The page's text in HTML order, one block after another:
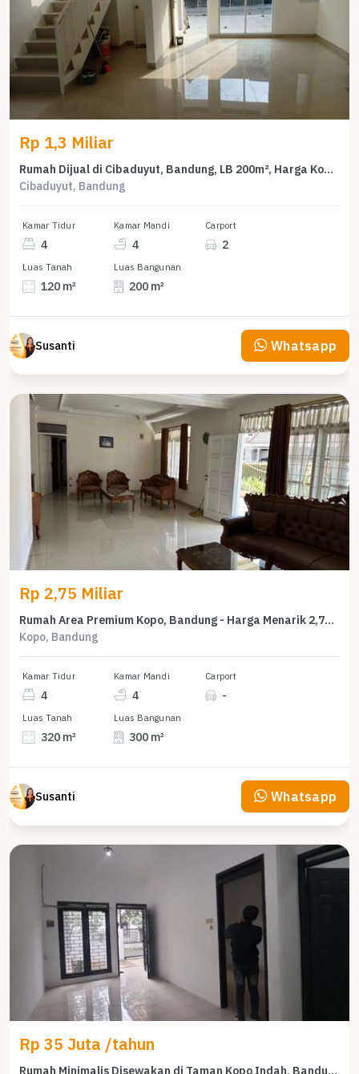
Rp 1,3 Miliar
Rumah Dijual di Cibaduyut, Bandung, LB 200m², Harga Kompetitif!
Cibaduyut, Bandung
Kamar Tidur
4
Kamar Mandi
4
Carport
2
Luas Tanah
120 m²
Luas Bangunan
200 m²
Susanti Whatsapp
Rp 2,75 Miliar
Rumah Area Premium Kopo, Bandung - Harga Menarik 2,75 Miliar
Kopo, Bandung
Kamar Tidur
4
Kamar Mandi
4
Carport
-
Luas Tanah
320 m²
Luas Bangunan
300 m²
Susanti Whatsapp
Rp 35 Juta /tahun
Rumah Minimalis Disewakan di Taman Kopo Indah, Bandung, Harga Ekonomis